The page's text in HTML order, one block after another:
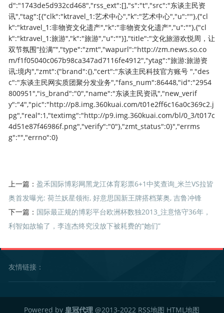
d":"1743de5d932cd468","rss_ext":[],"s":"t","src":"东谈主民资
讯","tag":[{"clk":"ktravel_1:艺术中心","k":"艺术中心","u":""},{"cl
k":"ktravel_1:非物资文化遗产","k":"非物资文化遗产","u":""},{"cl
k":"ktravel_1:旅游","k":"旅游","u":""}],"title":"文化旅游欢悦周，让
双节氛围“拉满”","type":"zmt","wapurl":"http://zm.news.so.co
m/f1f05040c067b98ca347ad7116fe4912","ytag":"旅游:旅游资
讯:境内","zmt":{"brand":{},"cert":"东谈主民科技官方账号 ","des
c":"东谈主民网实质团聚分发业务","fans_num":86448,"id":"2954
800951","is_brand":"0","name":"东谈主民资讯","new_verif
y":"4","pic":"http://p8.img.360kuai.com/t01e2ff6c16a0c369c2.j
pg","real":1,"textimg":"http://p9.img.360kuai.com/bl/0_3/t017c
4d51e87f46986f.png","verify":"0"},"zmt_status":0}","errms
g":"","errno":0}
上一篇：盈禾国际博彩网黑龙江体育彩票6+1中奖查询_米兰VS拉皆
奥首发曝光: 荷兰妖星领衔, 好意思国新王牌搭档莱奥, 吉鲁冲锋
下一篇： 国际最正规的博彩平台欧洲杯数独2013_注意恪守36年，
利智如故输了，李连杰终究没放下被耗费的“她们”
友情链接：
Powered by皇冠代理 @2013-2022 RSS地图 HTML地图